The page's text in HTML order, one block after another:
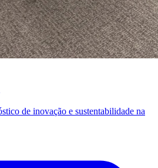
de inovação e sustentabilidade na